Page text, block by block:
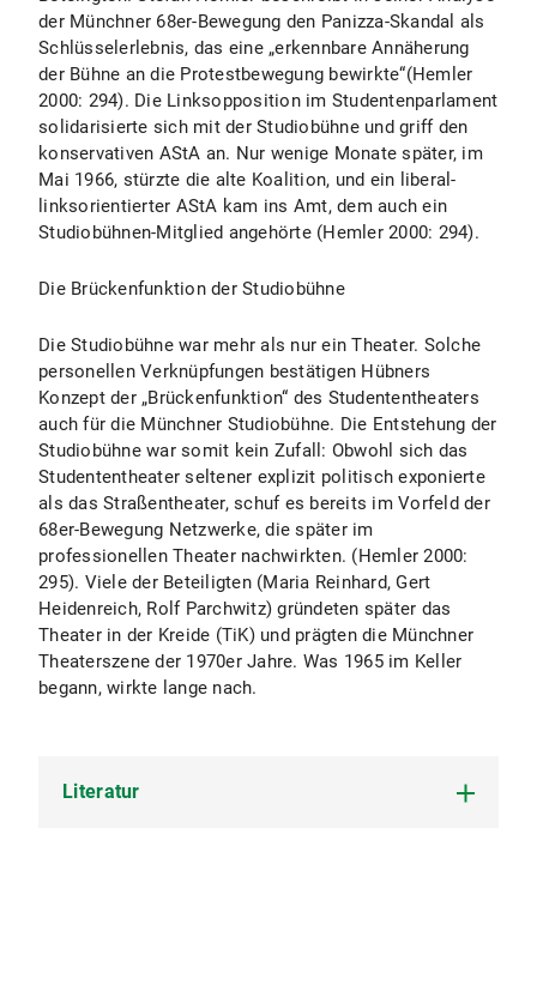
der Münchner 68er-Bewegung den Panizza-Skandal als
Schlüsselerlebnis, das eine „erkennbare Annäherung
der Bühne an die Protestbewegung bewirkte“(Hemler
2000: 294). Die Linksopposition im Studentenparlament
solidarisierte sich mit der Studiobühne und griff den
konservativen AStA an. Nur wenige Monate später, im
Mai 1966, stürzte die alte Koalition, und ein liberal-
linksorientierter AStA kam ins Amt, dem auch ein
Studiobühnen-Mitglied angehörte (Hemler 2000: 294).
Die Brückenfunktion der Studiobühne
Die Studiobühne war mehr als nur ein Theater. Solche
personellen Verknüpfungen bestätigen Hübners
Konzept der „Brückenfunktion“ des Studententheaters
auch für die Münchner Studiobühne. Die Entstehung der
Studiobühne war somit kein Zufall: Obwohl sich das
Studententheater seltener explizit politisch exponierte
als das Straßentheater, schuf es bereits im Vorfeld der
68er-Bewegung Netzwerke, die später im
professionellen Theater nachwirkten. (Hemler 2000:
295). Viele der Beteiligten (Maria Reinhard, Gert
Heidenreich, Rolf Parchwitz) gründeten später das
Theater in der Kreide (TiK) und prägten die Münchner
Theaterszene der 1970er Jahre. Was 1965 im Keller
begann, wirkte lange nach.
Literatur